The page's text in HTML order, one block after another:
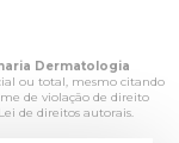
Dermatologia
ou total, mesmo citando
de violação de direito
de direitos autorais.